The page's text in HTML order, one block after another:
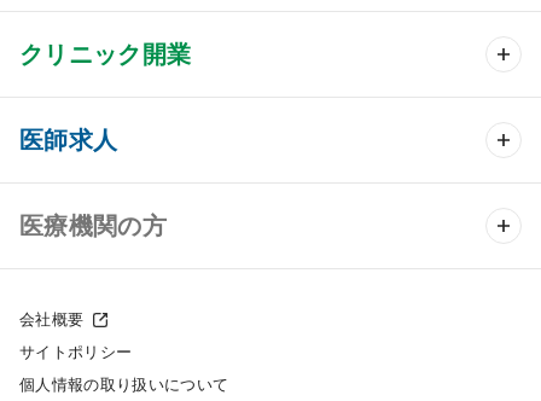
クリニック開業
クリニック開業 TOP
クリニック物件検索
クリニックの開業スタイル
クリニック開業までの流れ
医師求人
医師求人 TOP
常勤求人検索
非常勤求人検索
医療機関の方
採用をお考えの医療機関の方
会社概要
サイトポリシー
個人情報の取り扱いについて